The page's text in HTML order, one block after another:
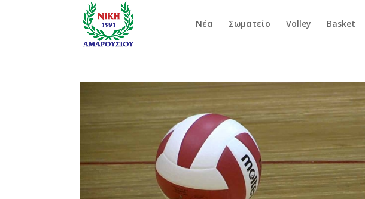
Νέα Σωματείο Volley Basket